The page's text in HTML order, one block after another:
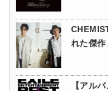
れた傑
【アル